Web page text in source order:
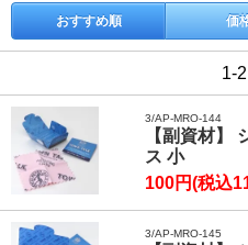
おすすめ順 価
1-
3/AP-MRO-144
【副資材】
ス 小
100円(税込
3/AP-MRO-145